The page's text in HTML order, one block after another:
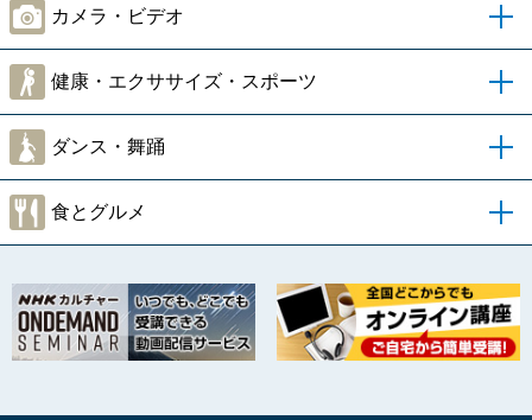
カメラ・ビデオ
健康・エクササイズ・スポーツ
ダンス・舞踊
食とグルメ